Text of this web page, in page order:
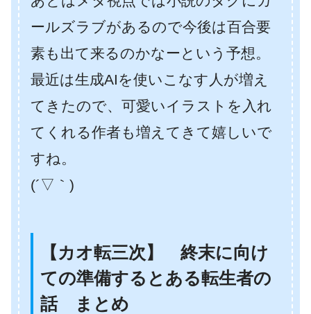
ールズラブがあるので今後は百合要
素も出て来るのかなーという予想。
最近は生成AIを使いこなす人が増え
てきたので、可愛いイラストを入れ
てくれる作者も増えてきて嬉しいで
すね。
(´▽｀)
【カオ転三次】 終末に向け
ての準備するとある転生者の
話 まとめ